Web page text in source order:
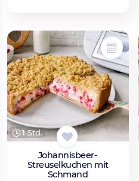
1 Std.
Johannisbeer-
Streuselkuchen mit
Schmand